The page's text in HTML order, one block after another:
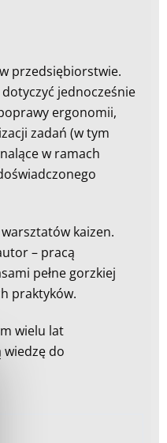
przedsiębiorstwie.
jednocześnie
ergonomii,
zadań (w tym
w ramach
kaizen.
– pracą
pełne gorzkiej
praktyków.
wielu lat
do